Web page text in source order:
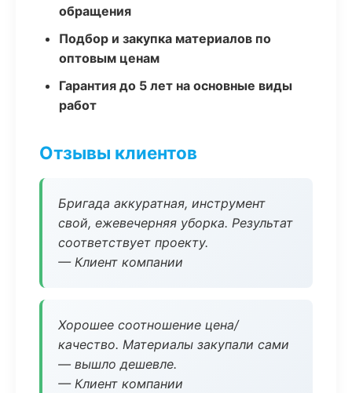
обращения
Подбор и закупка материалов по
оптовым ценам
Гарантия до 5 лет на основные виды
работ
Отзывы клиентов
Бригада аккуратная, инструмент
свой, ежевечерняя уборка. Результат
соответствует проекту.
— Клиент компании
Хорошее соотношение цена/
качество. Материалы закупали сами
— вышло дешевле.
— Клиент компании